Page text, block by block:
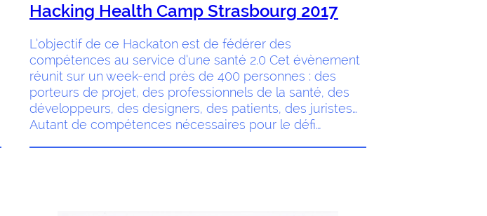
Hacking Health Camp Strasbourg 2017
L’objectif de ce Hackaton est de fédérer des
compétences au service d’une santé 2.0 Cet évènement
réunit sur un week-end près de 400 personnes : des
porteurs de projet, des professionnels de la santé, des
développeurs, des designers, des patients, des juristes…
Autant de compétences nécessaires pour le défi…